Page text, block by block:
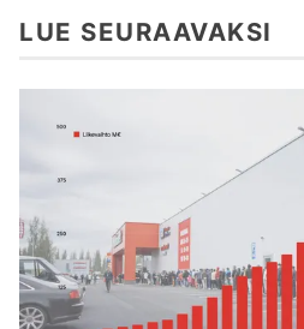
LUE SEURAAVAKSI